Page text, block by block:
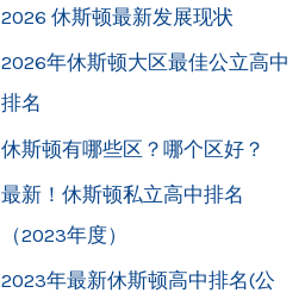
2026 休斯顿最新发展现状
2026年休斯顿大区最佳公立高中
排名
休斯顿有哪些区？哪个区好？
最新！休斯顿私立高中排名
（2023年度）
2023年最新休斯顿高中排名(公